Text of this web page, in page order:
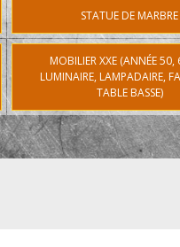
STATUE DE MARBRE
MOBILIER XXE (ANNÉE 50,
LUMINAIRE, LAMPADAIRE,
TABLE BASSE)